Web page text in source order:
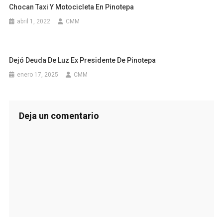
Chocan Taxi Y Motocicleta En Pinotepa
abril 1, 2022 CMM
Dejó Deuda De Luz Ex Presidente De Pinotepa
enero 17, 2025 CMM
Deja un comentario